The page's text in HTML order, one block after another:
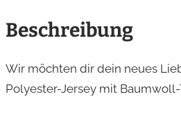
Beschreibung
Wir möchten dir dein neues
Polyester-Jersey mit